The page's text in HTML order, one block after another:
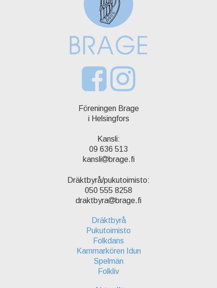
Föreningen Brage
i Helsingfors
Kansli:
09 636 513
kansli
brage.fi
Dräktbyrå/pukutoimisto:
050 555 8258
draktbyra
brage.fi
Dräktbyrå
Pukutoimisto
Folkdans
Kammarkören Idun
Spelmän
Folkliv